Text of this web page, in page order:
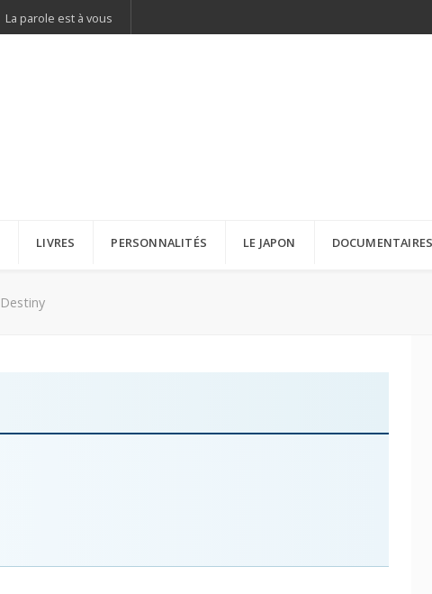
La parole est à vous
LIVRES PERSONNALITÉS LE JAPON DOCUMENTAIRES
Destiny